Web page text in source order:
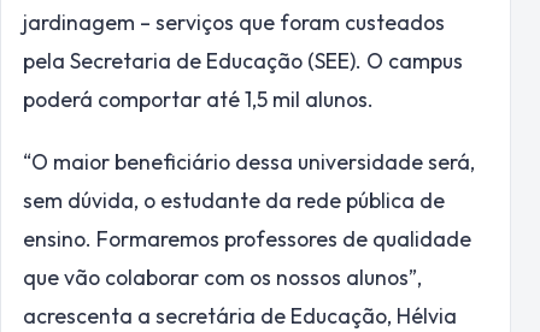
jardinagem – serviços que foram custeados
pela Secretaria de Educação (SEE). O campus
poderá comportar até 1,5 mil alunos.
“O maior beneficiário dessa universidade será,
sem dúvida, o estudante da rede pública de
ensino. Formaremos professores de qualidade
que vão colaborar com os nossos alunos”,
acrescenta a secretária de Educação, Hélvia